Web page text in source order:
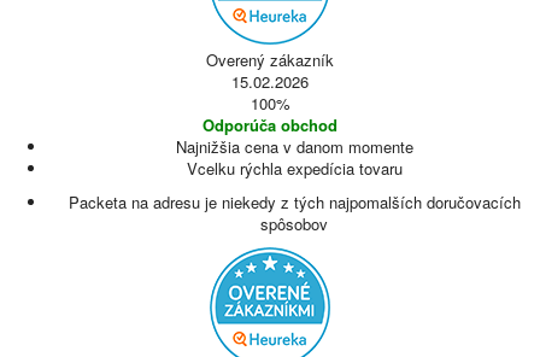
Overený zákazník
15.02.2026
100%
Odporúča obchod
Najnižšia cena v danom momente
Vcelku rýchla expedícia tovaru
Packeta na adresu je niekedy z tých najpomalších doručovacích
spôsobov